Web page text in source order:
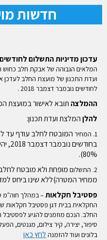
חדשות
עדכון מדיניות התשלום לחודשים
המלאים הגבוהה של אבקת חלב כחוש
ועדת התכנון של מועצת החלב לעדכן
לחודשים נובמבר דצמבר 2018 .
ההמלצה תובאלאישורבמועצת
להלןהמלצתועדתתכנון:
1. המחיר המובטחלחלב עודףעד
בחודשיםנובמברדצמבר 2018, יהיה
80%).
2. התשלום מופחתולאמובטח
ממחירהמטרה)ללאשינוביחס
פסטיבל חקלאות
החקלאית בבית דגן פסטיבל חקלאות
החלב. הנכם מוזמנים להגיע
סיפור, יצירה, קיר צילום, מגנטים,
בלונים ועוד להזמנה לחץ כאן